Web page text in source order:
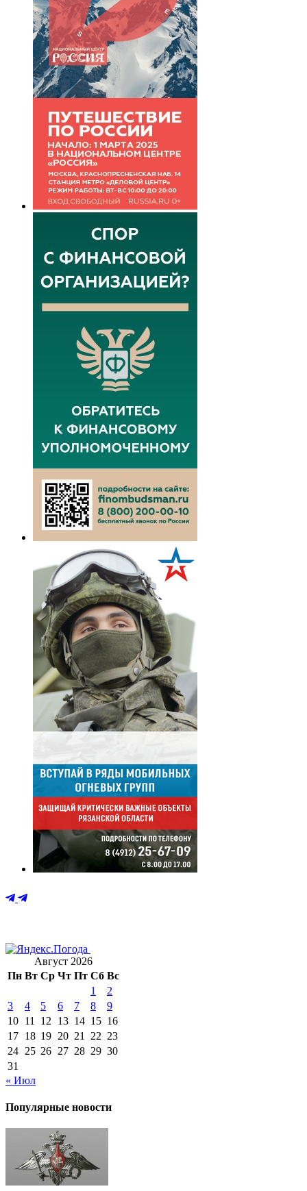
Август 2026
Пн Вт Ср Чт Пт Сб Вс
1
2
3
4 5 6 7 8
9
10 11 12 13 14 15 16
17 18 19 20 21 22 23
24 25 26 27 28 29 30
31
« Июл
Популярные новости